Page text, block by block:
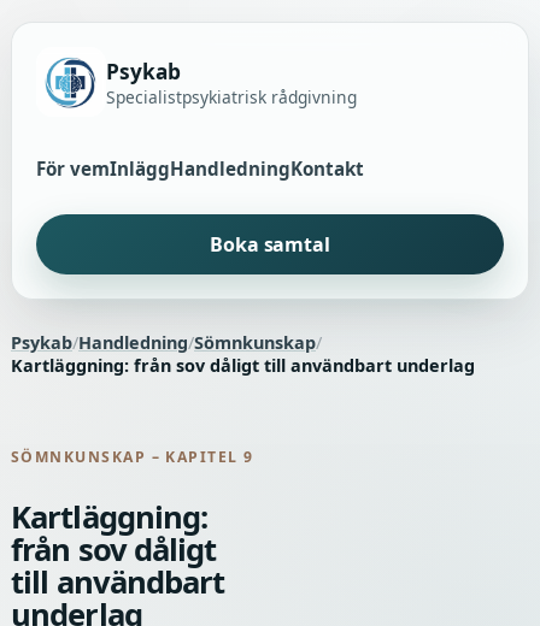
Psykab
Specialistpsykiatrisk rådgivning
För vemInläggHandledningKontakt
Boka samtal
Psykab/Handledning/Sömnkunskap/
Kartläggning: från sov dåligt till användbart underlag
SÖMNKUNSKAP – KAPITEL 9
Kartläggning:
från sov dåligt
till användbart
underlag